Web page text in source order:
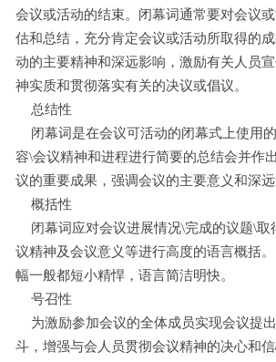
会议或活动的结束。闭幕词通常要对会议
估和总结，充分肯定会议或活动所取得的
动的主要精神和深远影响，激励有关人员
神实质和贯彻落实有关的决议或倡议。
总结性
闭幕词是在会议可活动的闭幕式上使用
容\会议精神和进程进行简要的总结会并作
议的重要成果，强调会议的主要意义和深远
概括性
闭幕词应对会议进展情况\完成的议题\取
议精神及会议意义等进行高度的语言概括
幅一般都短小精悍，语言简洁明快。
号召性
为激励参加会议的全体成员实现会议提
斗，增强与会人员贯彻会议精神的决心和